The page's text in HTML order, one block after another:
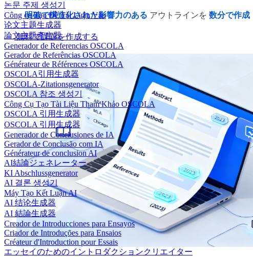
논문 주제 생성기
Công cụ Tạo Đề Tài Luận Văn
论文主题生成器
論文主題產生器
Generador de Referencias OSCOLA
Gerador de Referências OSCOLA
Générateur de Références OSCOLA
OSCOLA引用生成器
OSCOLA-Zitationsgenerator
OSCOLA 참조 생성기
Công Cụ Tạo Tài Liệu Tham Khảo OSCOLA
OSCOLA 引用生成器
OSCOLA 引用生成器
Generador de Conclusiones de IA
Gerador de Conclusão com IA
Générateur de conclusion AI
AI結論ジェネレーター
KI Abschlussgenerator
AI 결론 생성기
Máy Tạo Kết Luận AI
AI 结论生成器
AI 結論生成器
Creador de Introducciones para Ensayos
Criador de Introduções para Ensaios
Créateur d'Introduction pour Essais
エッセイのためのイントロダクションクリエイター
明確で構造化された影響力のある アウトラインを 数分で作成
無料で課題を作成する